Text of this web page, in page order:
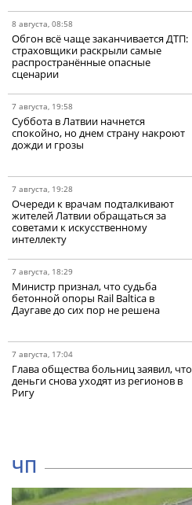
8 августа, 08:58
Обгон всё чаще заканчивается ДТП:
страховщики раскрыли самые
распространённые опасные
сценарии
7 августа, 19:58
Суббота в Латвии начнется
спокойно, но днем страну накроют
дожди и грозы
7 августа, 19:28
Очереди к врачам подталкивают
жителей Латвии обращаться за
советами к искусственному
интеллекту
7 августа, 18:29
Министр признал, что судьба
бетонной опоры Rail Baltica в
Даугаве до сих пор не решена
7 августа, 17:04
Глава общества больниц заявил, что
деньги снова уходят из регионов в
Ригу
ЧП